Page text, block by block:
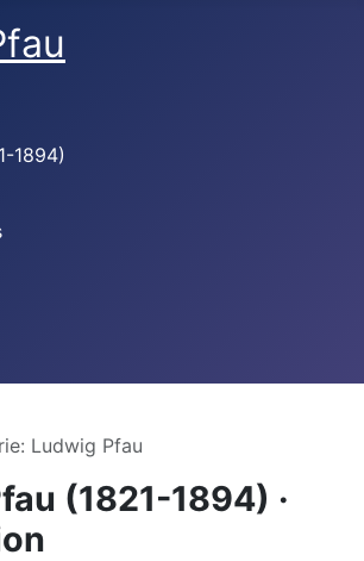
1894)
Ludwig Pfau
(1821-1894) ·